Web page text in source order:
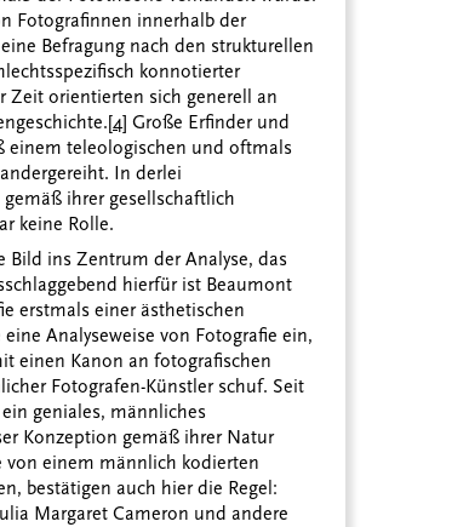
Fotografinnen innerhalb der
Befragung nach den strukturellen
konnotierter
Zeit orientierten sich generell an
[4] Große Erfinder und
einem teleologischen und oftmals
In derlei
ihrer gesellschaftlich
keine Rolle.
Bild ins Zentrum der Analyse, das
hierfür ist Beaumont
erstmals einer ästhetischen
Analyseweise von Fotografie ein,
einen Kanon an fotografischen
Fotografen-Künstler schuf. Seit
geniales, männliches
Konzeption gemäß ihrer Natur
von einem männlich kodierten
bestätigen auch hier die Regel:
Margaret Cameron und andere